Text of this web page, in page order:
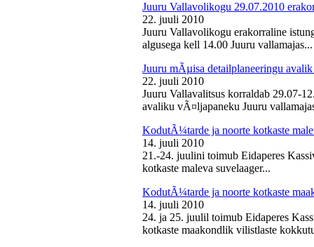
Juuru Vallavolikogu 29.07.2010
22. juuli 2010
Juuru Vallavolikogu erakorraline
algusega kell 14.00 Juuru vallamajas...
Juuru mÃµisa detailplaneeringu
22. juuli 2010
Juuru Vallavalitsus korraldab 29.07-
avaliku vÃ¤ljapaneku Juuru
KodutÃ¼tarde ja noorte kotkaste
14. juuli 2010
21.-24. juulini toimub Eidaperes
kotkaste maleva suvelaager...
KodutÃ¼tarde ja noorte kotkaste
14. juuli 2010
24. ja 25. juulil toimub Eidaperes
kotkaste maakondlik vilistlaste